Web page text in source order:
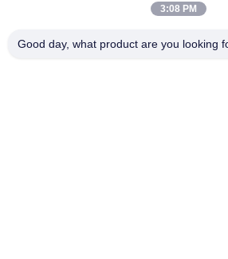
Guangzhou, Provinz Guangdong, China
3:08 PM
Good day, what product are you looking